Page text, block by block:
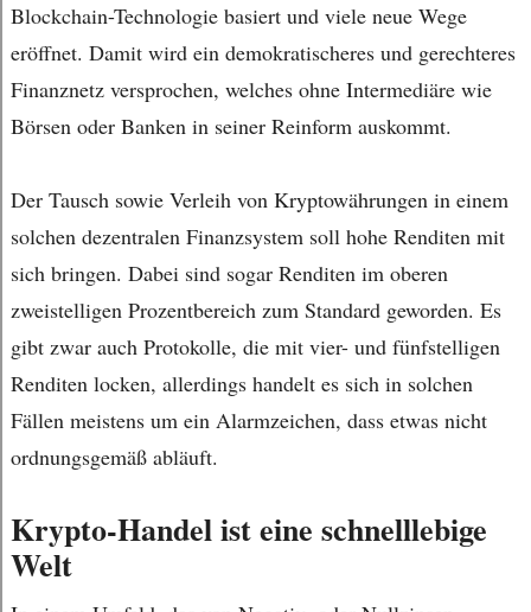
Blockchain-Technologie basiert und viele neue Wege
eröffnet. Damit wird ein demokratischeres und gerechteres
Finanznetz versprochen, welches ohne Intermediäre wie
Börsen oder Banken in seiner Reinform auskommt.
Der Tausch sowie Verleih von Kryptowährungen in einem
solchen dezentralen Finanzsystem soll hohe Renditen mit
sich bringen. Dabei sind sogar Renditen im oberen
zweistelligen Prozentbereich zum Standard geworden. Es
gibt zwar auch Protokolle, die mit vier- und fünfstelligen
Renditen locken, allerdings handelt es sich in solchen
Fällen meistens um ein Alarmzeichen, dass etwas nicht
ordnungsgemäß abläuft.
Krypto-Handel ist eine schnelllebige
Welt